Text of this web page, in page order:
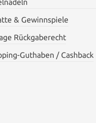
& Gewinnspiele
Rückgaberecht
Guthaben / Cashback